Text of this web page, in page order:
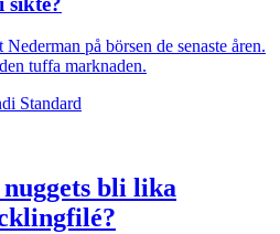
på börsen de senaste åren.
tuffa marknaden.
Standard
bli lika